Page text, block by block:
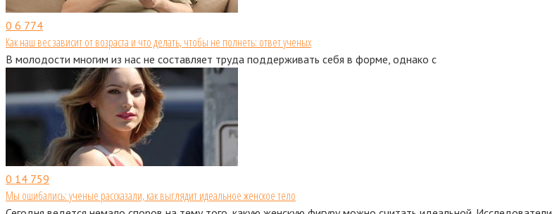
0 6 774
Как наш вес зависит от возраста и что делать, чтобы не полнеть: ответ ученых
В молодости многим из нас не составляет труда поддерживать себя в форме, однако с
0 14 759
Мы ошибались: ученые рассказали, как выглядит идеальное женское тело